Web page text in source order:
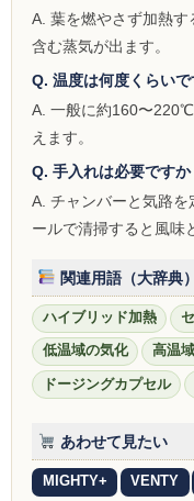
NOMAD
Mamay Custom
MEXANIKA
Maklaud
HMS
シーシャフレーバー
ChillCloud(チルク
AL FAKHER(アル
オデュマン
Cobra Blanc
A. 葉を燃やさず加熱
含む蒸気が出ます。
Q. 温度は何度くらいで
A. 一般に約160〜
えます。
Q. 手入れは必要ですか
A. チャンバーと気路
ールで清掃すると風味
関連用語（大辞典）
ハイブリッド加熱
低温域の気化 高温
ドージングカプセル
あわせて見たい
MIGHTY+ VENTY